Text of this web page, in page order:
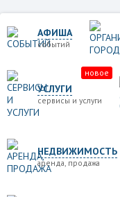
АФИША
событий
УСЛУГИ
сервисы и услуги
новое
НЕДВИЖИМОСТЬ
аренда, продажа